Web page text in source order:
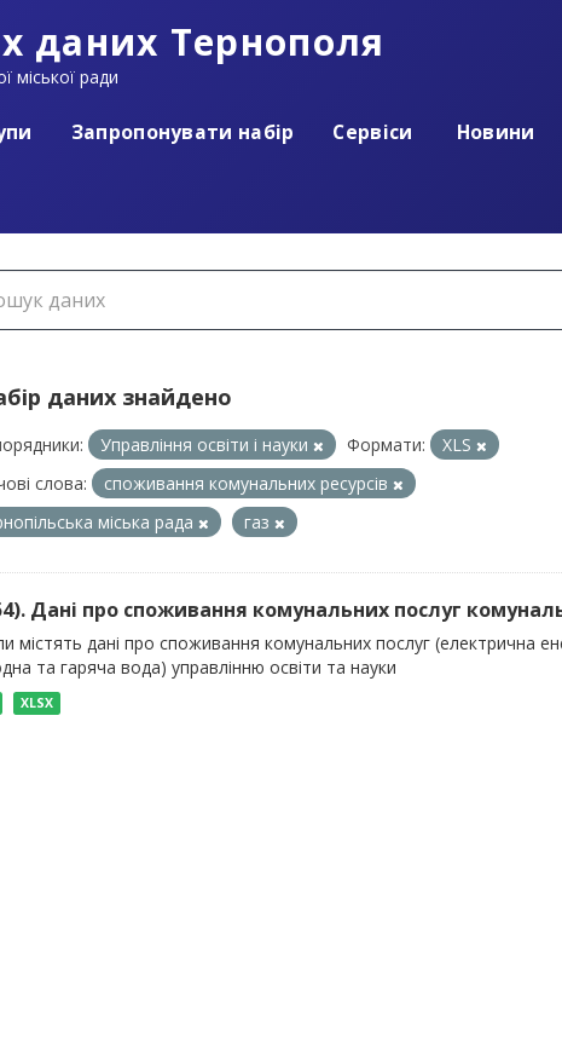
даних Тернополя
міської ради
Запропонувати набір Сервіси Новини
даних знайдено
Управління освіти і науки Формати:
XLS
слова:
споживання комунальних ресурсів
міська рада
газ
Дані про споживання комунальних послуг
містять дані про споживання комунальних послуг (електрична
та гаряча вода) управлінню освіти та науки
XLSX